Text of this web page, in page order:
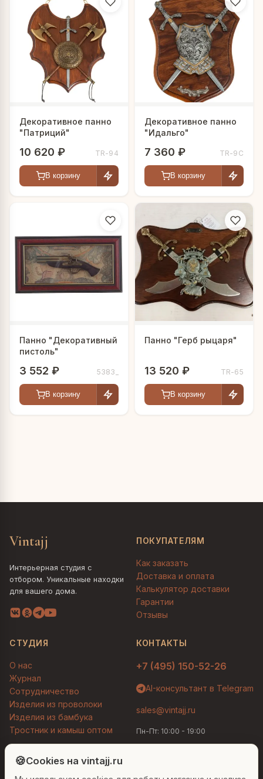
Декоративное панно
"Патриций"
10 620 ₽ TR-94
В корзину
Декоративное панно
"Идальго"
7 360 ₽ TR-9C
В корзину
Панно "Декоративный
пистоль"
3 552 ₽ 5383_
В корзину
Панно "Герб рыцаря"
13 520 ₽ TR-65
В корзину
Vintajj
Интерьерная студия с
отбором. Уникальные находки
для вашего дома.
ПОКУПАТЕЛЯМ
Как заказать
Доставка и оплата
Калькулятор доставки
Гарантии
Отзывы
СТУДИЯ
О нас
Журнал
Сотрудничество
Изделия из проволоки
Изделия из бамбука
Тростник и камыш оптом
КОНТАКТЫ
+7 (495) 150-52-26
AI-консультант в Telegram
sales@vintajj.ru
Пн-Пт: 10:00 - 19:00
© 2026 Vintajj. Все права защищены.
🍪Cookies на vintajj.ru
Людмила